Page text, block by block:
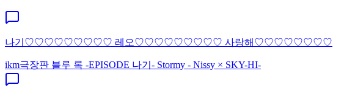
나기♡♡♡♡♡♡♡♡♡ 레오♡♡♡♡♡♡♡♡♡ 사랑해♡♡♡♡♡♡♡♡
ikm극장판 블루 록 -EPISODE 나기- Stormy - Nissy × SKY-HI-